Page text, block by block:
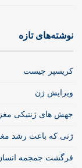
نوشته‌های تازه
کریسپر چیست
ویرایش ژن
جهش های ژنتیکی
ژنی که باعث رشد
فرگشت جمجمه